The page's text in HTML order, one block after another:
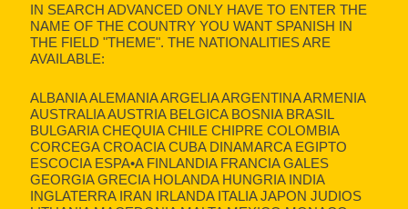
IN SEARCH ADVANCED ONLY HAVE TO ENTER THE
NAME OF THE COUNTRY YOU WANT SPANISH IN
THE FIELD "THEME". THE NATIONALITIES ARE
AVAILABLE:
ALBANIA ALEMANIA ARGELIA ARGENTINA ARMENIA
AUSTRALIA AUSTRIA BELGICA BOSNIA BRASIL
BULGARIA CHEQUIA CHILE CHIPRE COLOMBIA
CORCEGA CROACIA CUBA DINAMARCA EGIPTO
ESCOCIA ESPA•A FINLANDIA FRANCIA GALES
GEORGIA GRECIA HOLANDA HUNGRIA INDIA
INGLATERRA IRAN IRLANDA ITALIA JAPON JUDIOS